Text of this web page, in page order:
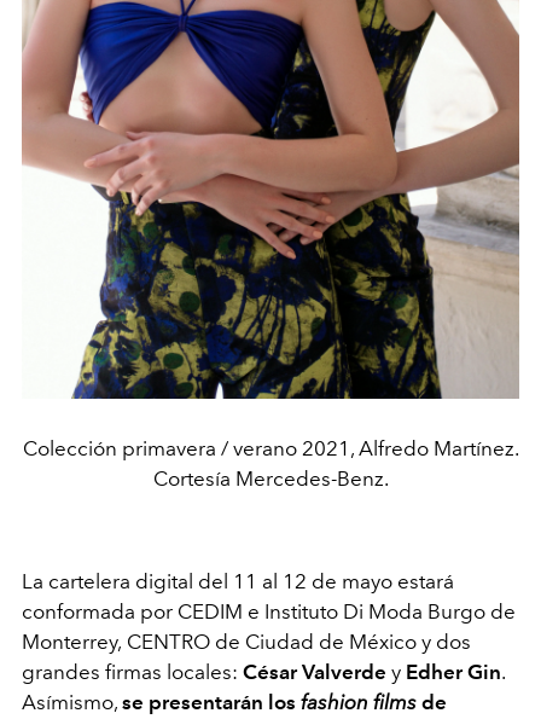
Colección primavera / verano 2021, Alfredo Martínez.
Cortesía Mercedes-Benz.
La cartelera digital del 11 al 12 de mayo estará
conformada por CEDIM e Instituto Di Moda Burgo de
Monterrey, CENTRO de Ciudad de México y dos
grandes firmas locales: César Valverde y Edher Gin.
Asímismo, se presentarán los fashion films de